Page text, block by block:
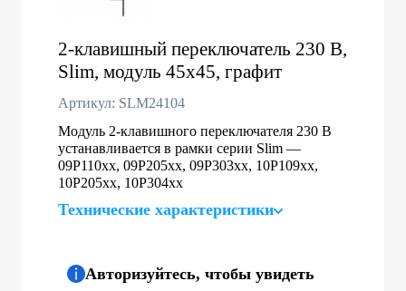
2-клавишный переключатель 230 В,
Slim, модуль 45х45, графит
Артикул: SLM24104
Модуль 2-клавишного переключателя 230 В
устанавливается в рамки серии Slim —
09P110xx, 09P205xx, 09P303xx, 10P109xx,
10P205xx, 10P304xx
Технические характеристики
Авторизуйтесь, чтобы увидеть